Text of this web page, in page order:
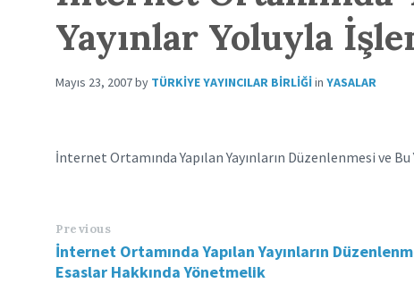
Yayınlar Yoluyla
Mayıs 23, 2007by TÜRKIYE YAYINCILAR BIRLIĞIin YASALAR
İnternet Ortamında Yapılan Yayınların Düzenlenmesi ve
Previous
İnternet Ortamında Yapılan Yayınların
Esaslar Hakkında Yönetmelik